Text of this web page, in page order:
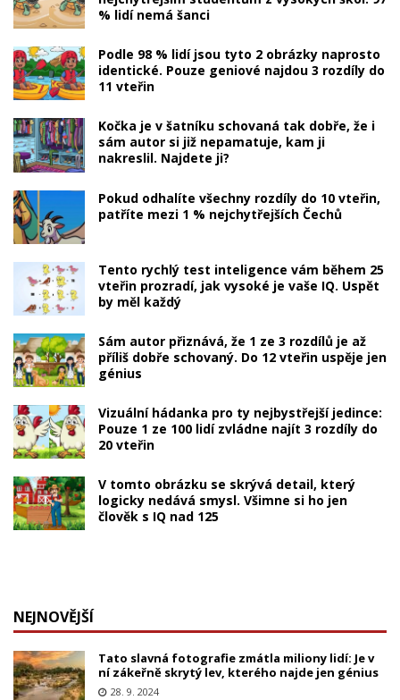
% lidí nemá šanci
Podle 98 % lidí jsou tyto 2 obrázky naprosto
identické. Pouze geniové najdou 3 rozdíly do
11 vteřin
Kočka je v šatníku schovaná tak dobře, že i
sám autor si již nepamatuje, kam ji
nakreslil. Najdete ji?
Pokud odhalíte všechny rozdíly do 10 vteřin,
patříte mezi 1 % nejchytřejších Čechů
Tento rychlý test inteligence vám během 25
vteřin prozradí, jak vysoké je vaše IQ. Uspět
by měl každý
Sám autor přiznává, že 1 ze 3 rozdílů je až
příliš dobře schovaný. Do 12 vteřin uspěje jen
génius
Vizuální hádanka pro ty nejbystřejší jedince:
Pouze 1 ze 100 lidí zvládne najít 3 rozdíly do
20 vteřin
V tomto obrázku se skrývá detail, který
logicky nedává smysl. Všimne si ho jen
člověk s IQ nad 125
NEJNOVĚJŠÍ
Tato slavná fotografie zmátla miliony lidí: Je v
ní zákeřně skrytý lev, kterého najde jen génius
28. 9. 2024